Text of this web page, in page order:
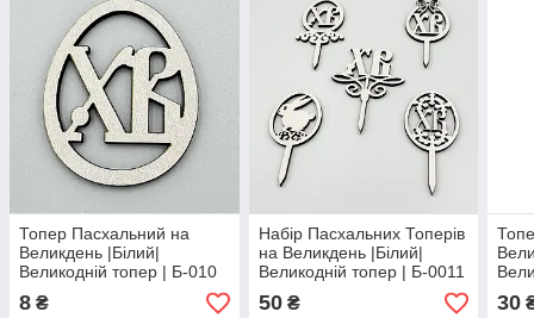
Топер Пасхальний на
Великдень |Білий|
Великодній топер | Б-010
8 ₴
Набір Пасхальних Топерів
на Великдень |Білий|
Великодній топер | Б-0011
50₴ 30